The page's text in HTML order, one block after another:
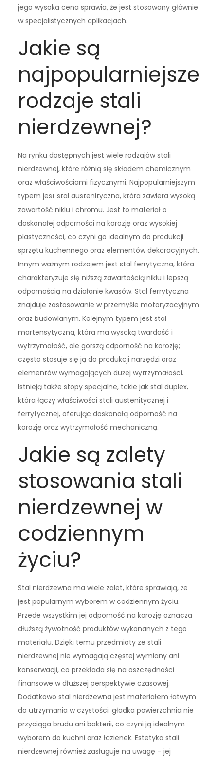
jego wysoka cena sprawia, że jest stosowany głównie
w specjalistycznych aplikacjach.
Jakie są
najpopularniejsze
rodzaje stali
nierdzewnej?
Na rynku dostępnych jest wiele rodzajów stali
nierdzewnej, które różnią się składem chemicznym
oraz właściwościami fizycznymi. Najpopularniejszym
typem jest stal austenityczna, która zawiera wysoką
zawartość niklu i chromu. Jest to materiał o
doskonałej odporności na korozję oraz wysokiej
plastyczności, co czyni go idealnym do produkcji
sprzętu kuchennego oraz elementów dekoracyjnych.
Innym ważnym rodzajem jest stal ferrytyczna, która
charakteryzuje się niższą zawartością niklu i lepszą
odpornością na działanie kwasów. Stal ferrytyczna
znajduje zastosowanie w przemyśle motoryzacyjnym
oraz budowlanym. Kolejnym typem jest stal
martensytyczna, która ma wysoką twardość i
wytrzymałość, ale gorszą odporność na korozję;
często stosuje się ją do produkcji narzędzi oraz
elementów wymagających dużej wytrzymałości.
Istnieją także stopy specjalne, takie jak stal duplex,
która łączy właściwości stali austenitycznej i
ferrytycznej, oferując doskonałą odporność na
korozję oraz wytrzymałość mechaniczną.
Jakie są zalety
stosowania stali
nierdzewnej w
codziennym
życiu?
Stal nierdzewna ma wiele zalet, które sprawiają, że
jest popularnym wyborem w codziennym życiu.
Przede wszystkim jej odporność na korozję oznacza
dłuższą żywotność produktów wykonanych z tego
materiału. Dzięki temu przedmioty ze stali
nierdzewnej nie wymagają częstej wymiany ani
konserwacji, co przekłada się na oszczędności
finansowe w dłuższej perspektywie czasowej.
Dodatkowo stal nierdzewna jest materiałem łatwym
do utrzymania w czystości; gładka powierzchnia nie
przyciąga brudu ani bakterii, co czyni ją idealnym
wyborem do kuchni oraz łazienek. Estetyka stali
nierdzewnej również zasługuje na uwagę – jej